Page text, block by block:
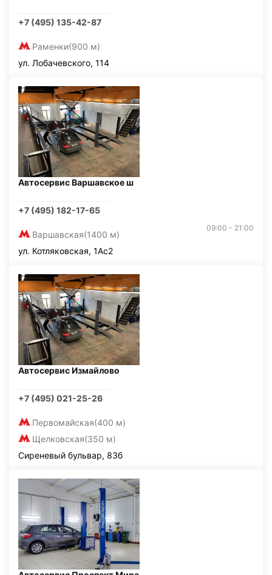
+7 (495) 135-42-87
Раменки(900 м)
ул. Лобачевского, 114
Автосервис Варшавское ш
+7 (495) 182-17-65
Варшавская(1400 м)
09:00 - 21:00
ул. Котляковская, 1Ас2
Автосервис Измайлово
+7 (495) 021-25-26
Первомайская(400 м)
Щелковская(350 м)
Сиреневый бульвар, 83б